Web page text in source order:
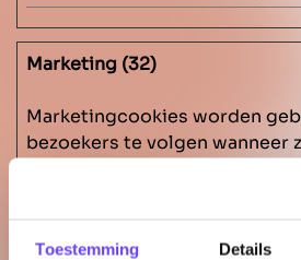
Toestemming Details
Marketing (32)
Marketingcookies worden
bezoekers te volgen wanneer
advertenties worden zo